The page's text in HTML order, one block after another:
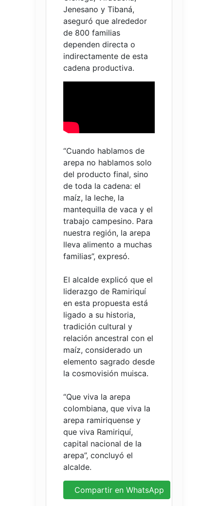
Jenesano y Tibaná,
aseguró que alrededor
de 800 familias
dependen directa o
indirectamente de esta
cadena productiva.
“Cuando hablamos de
arepa no hablamos solo
del producto final, sino
de toda la cadena: el
maíz, la leche, la
mantequilla de vaca y el
trabajo campesino. Para
nuestra región, la arepa
lleva alimento a muchas
familias”, expresó.
El alcalde explicó que el
liderazgo de Ramiriquí
en esta propuesta está
ligado a su historia,
tradición cultural y
relación ancestral con el
maíz, considerado un
elemento sagrado desde
la cosmovisión muisca.
“Que viva la arepa
colombiana, que viva la
arepa ramiriquense y
que viva Ramiriquí,
capital nacional de la
arepa”, concluyó el
alcalde.
Compartir en WhatsApp